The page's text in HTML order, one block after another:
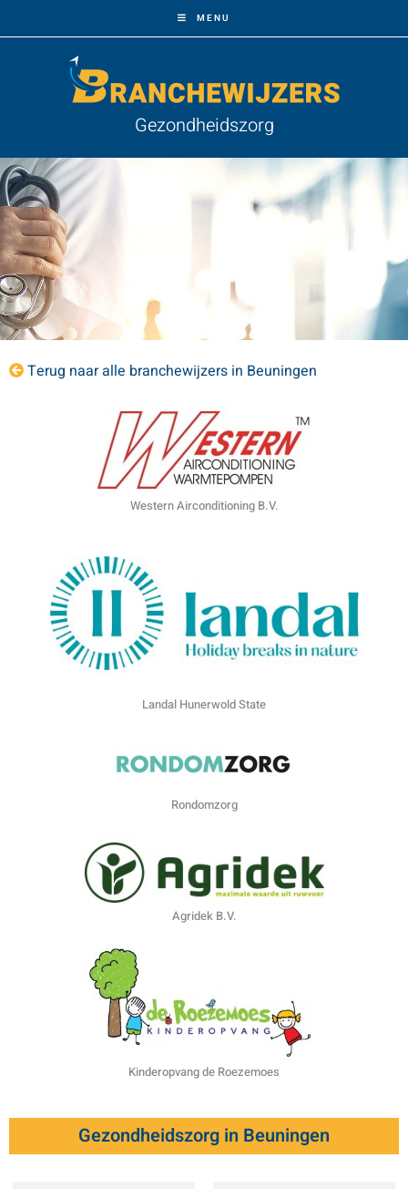
MENU
Gezondheidszorg
Terug naar alle branchewijzers in Beuningen
Western Airconditioning B.V.
Landal Hunerwold State
Rondomzorg
Agridek B.V.
Kinderopvang de Roezemoes
Gezondheidszorg in Beuningen